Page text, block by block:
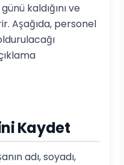
kaldığını ve
Aşağıda, personel
Kaydet
adı, soyadı,